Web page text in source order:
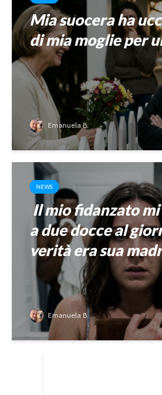
Mia suocera ha
di mia moglie per
Emanuela B.
NEWS
Il mio fidanzato
a due docce al
verità era sua
Emanuela B.